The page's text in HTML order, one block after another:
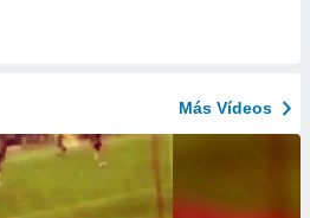
Más Vídeos